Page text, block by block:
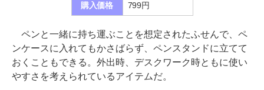
購入価格 799円
ペンと一緒に持ち運ぶことを想定されたふせんで、ペ
ンケースに入れてもかさばらず、ペンスタンドに立てて
おくこともできる。外出時、デスクワーク時ともに使い
やすさを考えられているアイテムだ。